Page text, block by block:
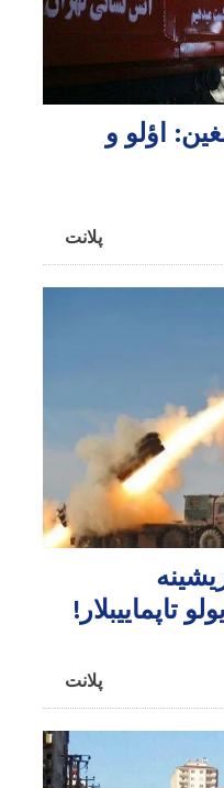
اؤلو و
پلانت
تاپماییبلار!
پلانت